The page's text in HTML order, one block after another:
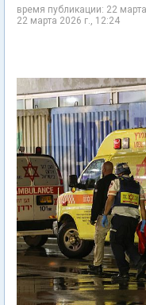
время публикации: 22
22 марта 2026 г., 12:24